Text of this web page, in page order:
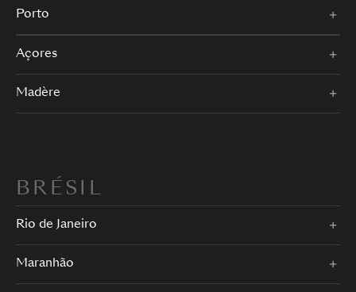
Porto
Açores
Madère
BRÉSIL
Rio de Janeiro
Maranhão